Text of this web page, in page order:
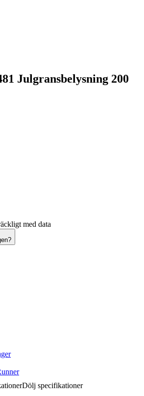
Julgransbelysning 200
med data
Dölj specifikationer